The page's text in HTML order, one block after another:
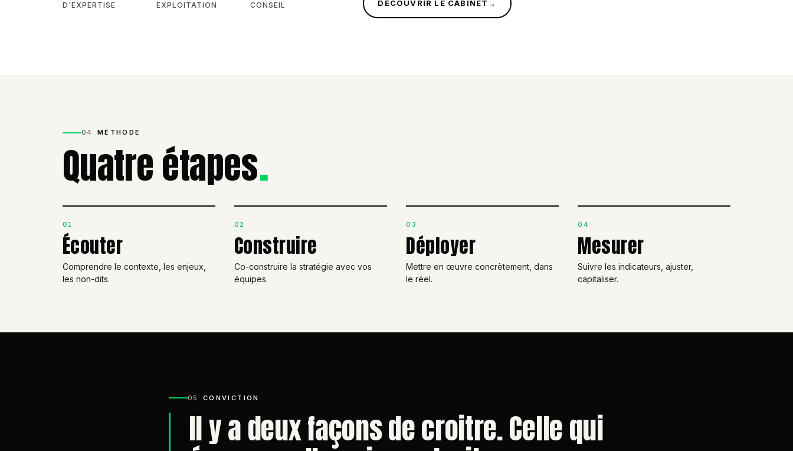
D'EXPERTISE
EXPLOITATION
CONSEIL
DÉCOUVRIR LE CABINET →
04 MÉTHODE
Quatre étapes.
01
Écouter
Comprendre le contexte, les enjeux,
les non-dits.
02
Construire
Co-construire la stratégie avec vos
équipes.
03
Déployer
Mettre en œuvre concrètement, dans
le réel.
04
Mesurer
Suivre les indicateurs, ajuster,
capitaliser.
05 CONVICTION
Il y a deux façons de croitre. Celle qui